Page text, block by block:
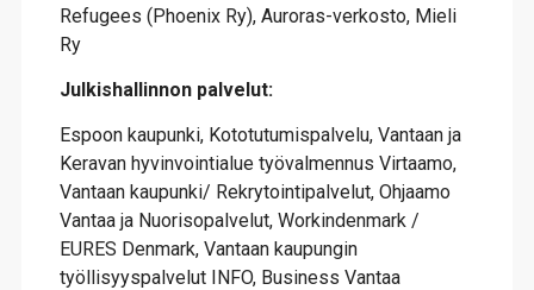
Refugees (Phoenix Ry), Auroras-verkosto, Mieli
Ry
Julkishallinnon palvelut:
Espoon kaupunki, Kototutumispalvelu, Vantaan ja
Keravan hyvinvointialue työvalmennus Virtaamo,
Vantaan kaupunki/ Rekrytointipalvelut, Ohjaamo
Vantaa ja Nuorisopalvelut, Workindenmark /
EURES Denmark, Vantaan kaupungin
työllisyyspalvelut INFO, Business Vantaa